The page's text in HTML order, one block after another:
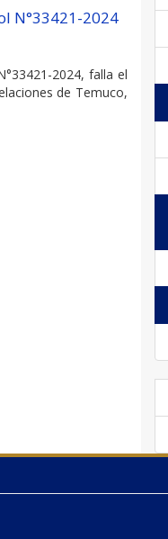
N°33421-2024
2024, falla el
de Temuco,